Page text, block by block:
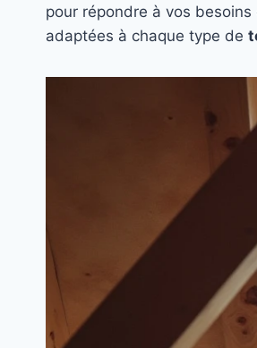
pour répondre à vos
adaptées à chaque type de